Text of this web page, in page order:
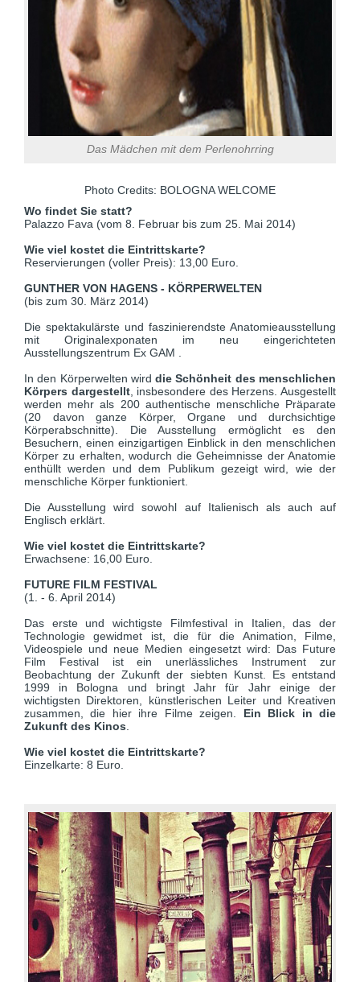
Das Mädchen mit dem Perlenohrring
Photo Credits: BOLOGNA WELCOME
Wo findet Sie statt?
Palazzo Fava (vom 8. Februar bis zum 25. Mai 2014)
Wie viel kostet die Eintrittskarte?
Reservierungen (voller Preis): 13,00 Euro.
GUNTHER VON HAGENS - KÖRPERWELTEN
(bis zum 30. März 2014)
Die spektakulärste und faszinierendste Anatomieausstellung
mit Originalexponaten im neu eingerichteten
Ausstellungszentrum Ex GAM .
In den Körperwelten wirddie Schönheit des menschlichen
Körpers dargestellt, insbesondere des Herzens. Ausgestellt
werden mehr als 200 authentische menschliche Präparate
(20 davon ganze Körper, Organe und durchsichtige
Körperabschnitte). Die Ausstellung ermöglicht es den
Besuchern, einen einzigartigen Einblick in den menschlichen
Körper zu erhalten, wodurch die Geheimnisse der Anatomie
enthüllt werden und dem Publikum gezeigt wird, wie der
menschliche Körper funktioniert.
Die Ausstellung wird sowohl auf Italienisch als auch auf
Englisch erklärt.
Wie viel kostet die Eintrittskarte?
Erwachsene: 16,00 Euro.
FUTURE FILM FESTIVAL
(1. - 6. April 2014)
Das erste und wichtigste Filmfestival in Italien, das der
Technologie gewidmet ist, die für die Animation, Filme,
Videospiele und neue Medien eingesetzt wird: Das Future
Film Festival ist ein unerlässliches Instrument zur
Beobachtung der Zukunft der siebten Kunst. Es entstand
1999 in Bologna und bringt Jahr für Jahr einige der
wichtigsten Direktoren, künstlerischen Leiter und Kreativen
zusammen, die hier ihre Filme zeigen.
Ein Blick in die
Zukunft des Kinos
Wie viel kostet die Eintrittskarte?
Einzelkarte: 8 Euro.